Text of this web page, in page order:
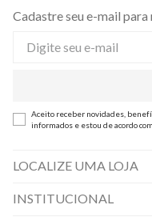
Cadastre seu e-mail
Aceito receber novidades,
informados e estou de acordo
LOCALIZE UMA LOJA
INSTITUCIONAL